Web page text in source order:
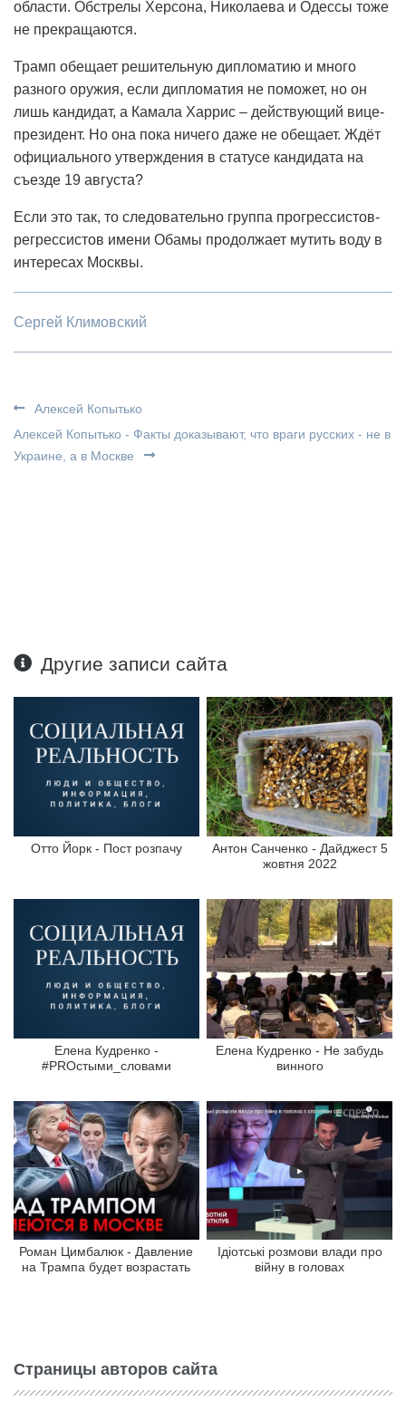
области. Обстрелы Херсона, Николаева и Одессы тоже
не прекращаются.
Трамп обещает решительную дипломатию и много
разного оружия, если дипломатия не поможет, но он
лишь кандидат, а Камала Харрис – действующий вице-
президент. Но она пока ничего даже не обещает. Ждёт
официального утверждения в статусе кандидата на
съезде 19 августа?
Если это так, то следовательно группа прогрессистов-
регрессистов имени Обамы продолжает мутить воду в
интересах Москвы.
Сергей Климовский
Алексей Копытько
Алексей Копытько - Факты доказывают, что враги русских - не в
Украине, а в Москве
Другие записи сайта
Отто Йорк - Пост розпачу
Антон Санченко - Дайджест 5
жовтня 2022
Елена Кудренко -
#PROстыми_словами
Елена Кудренко - Не забудь
винного
Роман Цимбалюк - Давление
на Трампа будет возрастать
Ідіотські розмови влади про
війну в головах
Страницы авторов сайта